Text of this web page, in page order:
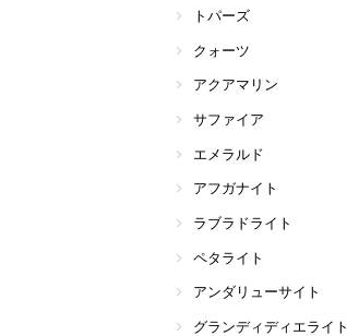
トパーズ
クォーツ
アクアマリン
サファイア
エメラルド
アフガナイト
ラブラドライト
ペタライト
アンダリューサイト
グランディディエライト